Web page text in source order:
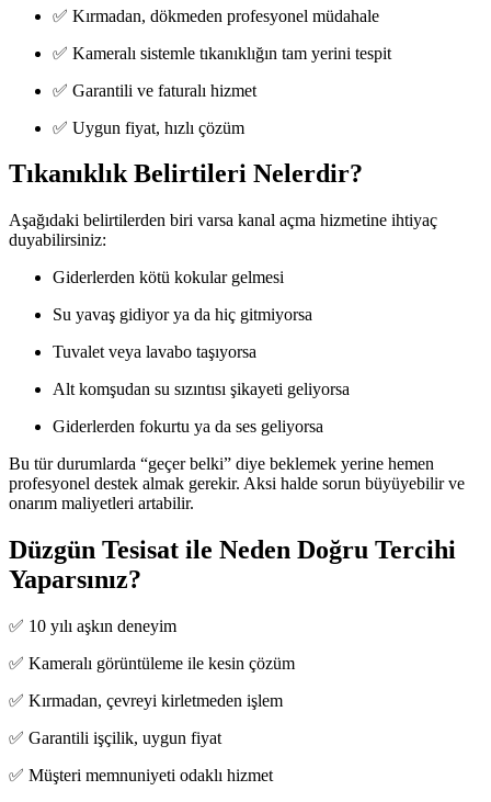
✅ Kırmadan, dökmeden profesyonel müdahale
✅ Kameralı sistemle tıkanıklığın tam yerini tespit
✅ Garantili ve faturalı hizmet
✅ Uygun fiyat, hızlı çözüm
Tıkanıklık Belirtileri Nelerdir?
Aşağıdaki belirtilerden biri varsa kanal açma hizmetine ihtiyaç
duyabilirsiniz:
Giderlerden kötü kokular gelmesi
Su yavaş gidiyor ya da hiç gitmiyorsa
Tuvalet veya lavabo taşıyorsa
Alt komşudan su sızıntısı şikayeti geliyorsa
Giderlerden fokurtu ya da ses geliyorsa
Bu tür durumlarda “geçer belki” diye beklemek yerine hemen
profesyonel destek almak gerekir. Aksi halde sorun büyüyebilir ve
onarım maliyetleri artabilir.
Düzgün Tesisat ile Neden Doğru Tercihi
Yaparsınız?
✅ 10 yılı aşkın deneyim
✅ Kameralı görüntüleme ile kesin çözüm
✅ Kırmadan, çevreyi kirletmeden işlem
✅ Garantili işçilik, uygun fiyat
✅ Müşteri memnuniyeti odaklı hizmet